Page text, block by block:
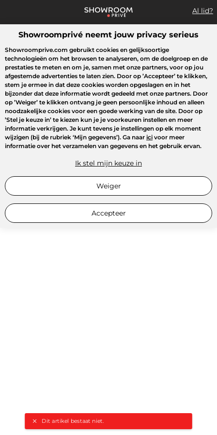
Al lid?
Wat zoek je?
Dit artikel bestaat niet.
Overzicht sales Sport Fashion Kids Beauty
Showroomprivé neemt jouw privacy serieus
Showroomprive.com gebruikt cookies en gelijksoortige
technologieën om het browsen te analyseren, om de doelgroep en de
prestaties te meten en om je, samen met onze partners, voor op jou
afgestemde advertenties te laten zien. Door op ’Accepteer’ te klikken,
stem je ermee in dat deze cookies worden opgeslagen en in het
bijzonder dat deze informatie wordt gedeeld met onze partners. Door
op ’Weiger’ te klikken ontvang je geen persoonlijke inhoud en alleen
noodzakelijke cookies voor een goede werking van de site. Door op
’Stel je keuze in’ te kiezen kun je je voorkeuren instellen en meer
informatie verkrijgen. Je kunt tevens je instellingen op elk moment
wijzigen (bij de rubriek ‘Mijn gegevens’). Ga naar ici voor meer
informatie over het verzamelen van gegevens en het gebruik ervan.
Ik stel mijn keuze in
Weiger
Accepteer